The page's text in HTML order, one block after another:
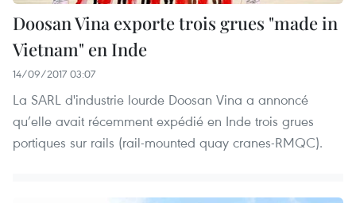
Doosan Vina exporte trois grues "made in
Vietnam" en Inde
14/09/2017 03:07
La SARL d'industrie lourde Doosan Vina a annoncé
qu’elle avait récemment expédié en Inde trois grues
portiques sur rails (rail-mounted quay cranes-RMQC).